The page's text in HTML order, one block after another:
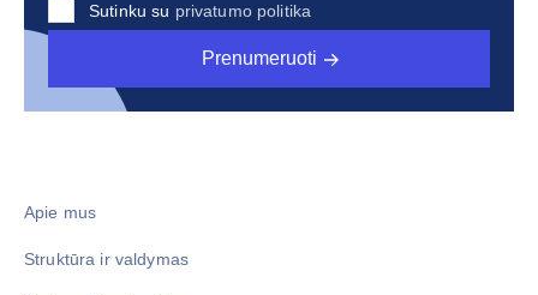
Sutinku su privatumo politika
Prenumeruoti
Apie mus
Struktūra ir valdymas